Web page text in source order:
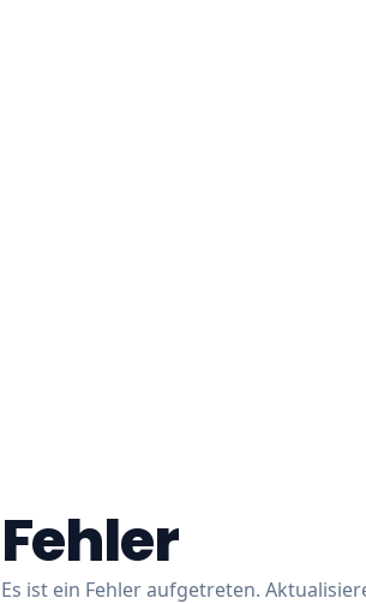
Fehler
Es ist ein Fehler aufgetreten.